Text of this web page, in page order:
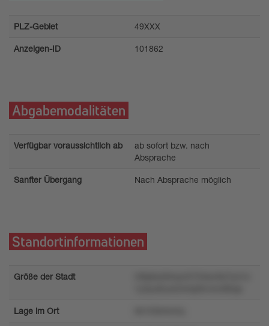
PLZ-Gebiet 49XXX
Anzeigen-ID 101862
Abgabemodalitäten
Verfügbar voraussichtlich ab
ab sofort bzw. nach
Absprache
Sanfter Übergang Nach Absprache möglich
Standortinformationen
Größe der Stadt
Lage im Ort